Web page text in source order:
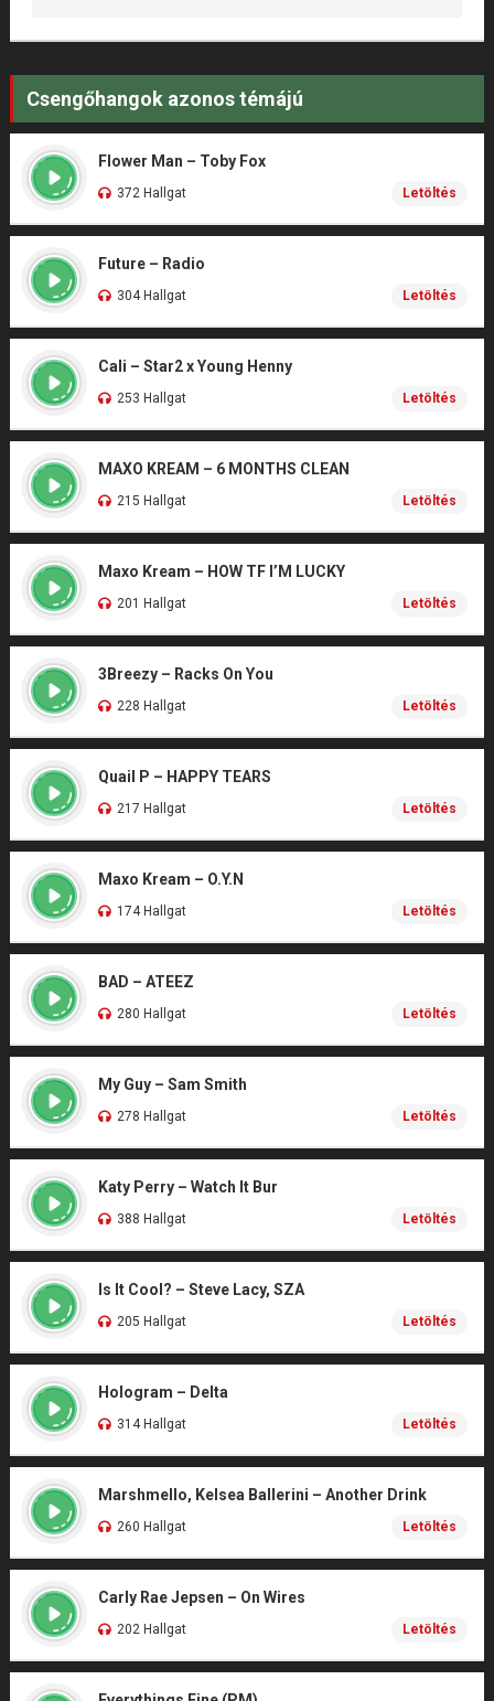
Csengőhangok azonos témájú
Flower Man – Toby Fox
372 Hallgat Letöltés
Future – Radio
304 Hallgat Letöltés
Cali – Star2 x Young Henny
253 Hallgat Letöltés
MAXO KREAM – 6 MONTHS CLEAN
215 Hallgat Letöltés
Maxo Kream – HOW TF I’M LUCKY
201 Hallgat Letöltés
3Breezy – Racks On You
228 Hallgat Letöltés
Quail P – HAPPY TEARS
217 Hallgat Letöltés
Maxo Kream – O.Y.N
174 Hallgat Letöltés
BAD – ATEEZ
280 Hallgat Letöltés
My Guy – Sam Smith
278 Hallgat Letöltés
Katy Perry – Watch It Bur
388 Hallgat Letöltés
Is It Cool? – Steve Lacy, SZA
205 Hallgat Letöltés
Hologram – Delta
314 Hallgat Letöltés
Marshmello, Kelsea Ballerini – Another Drink
260 Hallgat Letöltés
Carly Rae Jepsen – On Wires
202 Hallgat Letöltés